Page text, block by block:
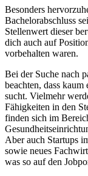
Besonders
Bachelorabschluss
Stellenwert dieser
dich auch auf
vorbehalten waren.
Bei der Suche nach
beachten, dass
sucht. Vielmehr
Fähigkeiten in den
finden sich im
Aber auch Startups
sowie neues
was so auf den